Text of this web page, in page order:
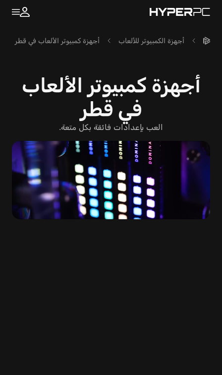
أجهزة الكمبيوتر للألعاب أجهزة كمبيوتر الألعاب في قطر
أجهزة كمبيوتر الألعاب
في قطر
العب بإعدادات فائقة بكل متعة.